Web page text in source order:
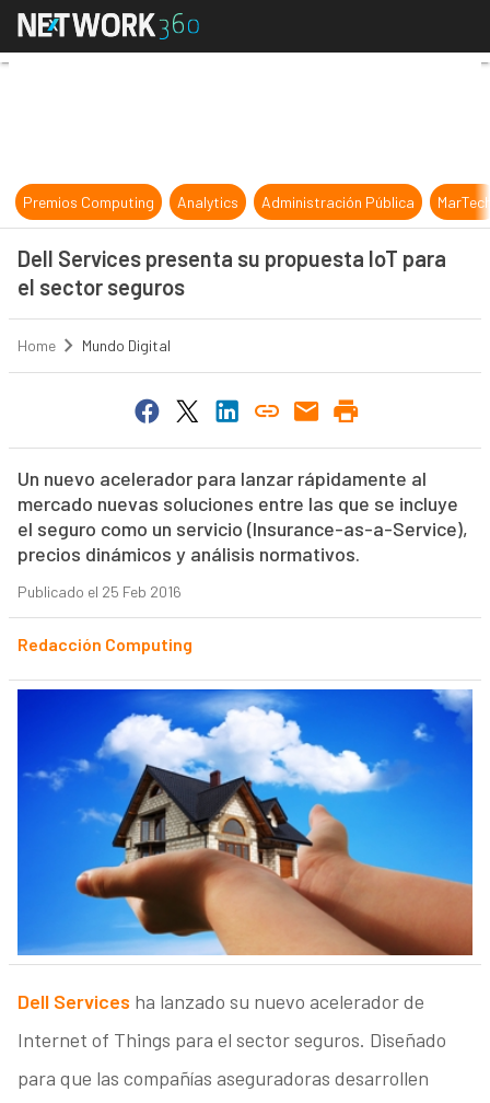
Dell Services presenta su
Premios Computing Analytics Administración Pública
Dell Services presenta su propuesta IoT para
el sector seguros
Home Mundo Digital
Un nuevo acelerador para lanzar rápidamente al
mercado nuevas soluciones entre las que se incluye
el seguro como un servicio (Insurance-as-a-Service),
precios dinámicos y análisis normativos.
Publicado el 25 Feb 2016
Redacción Computing
Dell Services ha lanzado su nuevo acelerador de
Internet of Things para el sector seguros. Diseñado
para que las compañías aseguradoras desarrollen